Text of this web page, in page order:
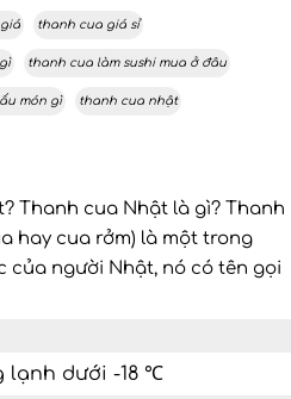
thanh cua giá sỉ
thanh cua làm sushi mua ở đâu
món gì thanh cua nhật
Thanh cua Nhật là gì? Thanh
hay cua rởm) là một trong
của người Nhật, nó có tên gọi
lạnh dưới -18 ℃